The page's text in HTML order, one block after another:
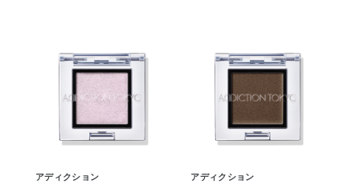
アディクション アディクション